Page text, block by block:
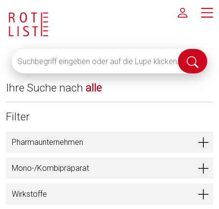
eingeben
oder
auf
die
Lupe
alle
anzuzeigen
Suche
Ihre Suche nach alle
Filter
Pharmaunternehmen
Mono-/Kombipräparat
Wirkstoffe